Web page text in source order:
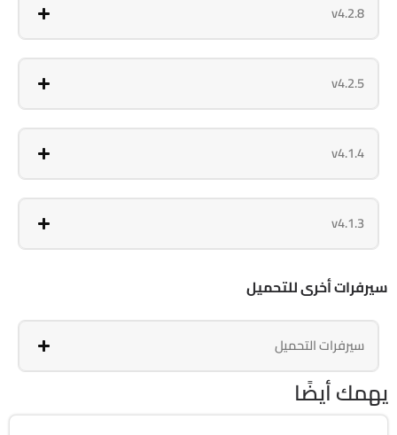
v4.2.8
v4.2.5
v4.1.4
v4.1.3
سيرفرات أخرى للتحميل
سيرفرات التحميل
يهمك أيضًا